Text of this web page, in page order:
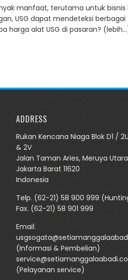
manfaat, terutama untuk bisnis
USG dapat mendeteksi berbagai
harga alat USG di pasaran?
ADDRESS
Rukan Kencana Niaga Blok D1 /
& 2V
Jalan Taman Aries, Meruya Utara
Jakarta Barat 11620
Indonesia
Telp. (62-21) 58 900 999
Fax. (62-21) 58 901 999
Email:
(Informasi & Pembelian)
(Pelayanan service)